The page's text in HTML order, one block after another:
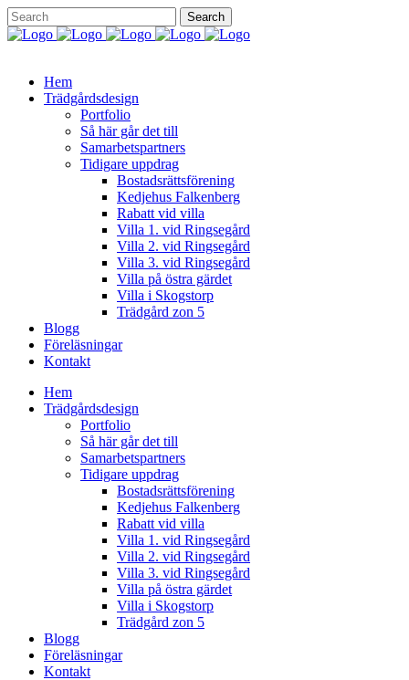
Hem
Trädgårdsdesign
Portfolio
Så här går det till
Samarbetspartners
Tidigare uppdrag
Bostadsrättsförening
Kedjehus Falkenberg
Rabatt vid villa
Villa 1. vid Ringsegård
Villa 2. vid Ringsegård
Villa 3. vid Ringsegård
Villa på östra gärdet
Villa i Skogstorp
Trädgård zon 5
Blogg
Föreläsningar
Kontakt
Hem
Trädgårdsdesign
Portfolio
Så här går det till
Samarbetspartners
Tidigare uppdrag
Bostadsrättsförening
Kedjehus Falkenberg
Rabatt vid villa
Villa 1. vid Ringsegård
Villa 2. vid Ringsegård
Villa 3. vid Ringsegård
Villa på östra gärdet
Villa i Skogstorp
Trädgård zon 5
Blogg
Föreläsningar
Kontakt